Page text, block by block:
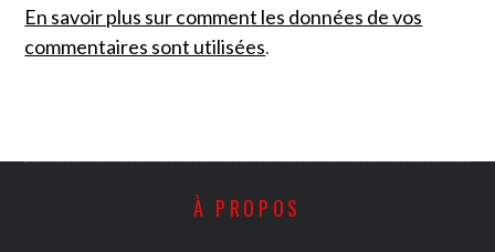
En savoir plus sur comment les données de vos
commentaires sont utilisées.
À PROPOS